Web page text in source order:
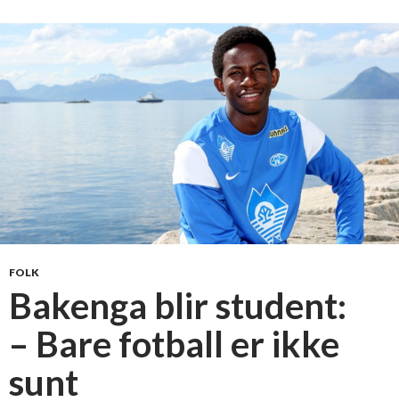
FOLK
Bakenga blir student:
– Bare fotball er ikke
sunt